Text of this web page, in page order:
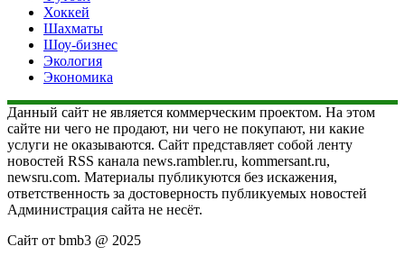
Хоккей
Шахматы
Шоу-бизнес
Экология
Экономика
Данный сайт не является коммерческим проектом. На этом
сайте ни чего не продают, ни чего не покупают, ни какие
услуги не оказываются. Сайт представляет собой ленту
новостей RSS канала news.rambler.ru, kommersant.ru,
newsru.com. Материалы публикуются без искажения,
ответственность за достоверность публикуемых новостей
Администрация сайта не несёт.
Сайт от bmb3 @ 2025